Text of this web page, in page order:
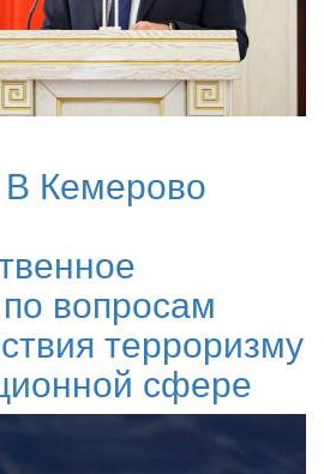
В Кемерово
вопросам
терроризму
сфере